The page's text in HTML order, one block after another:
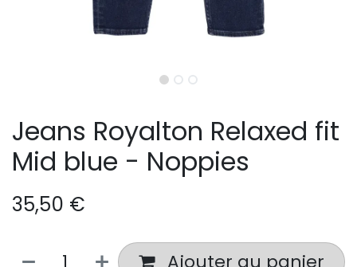
Jeans Royalton Relaxed fit
Mid blue - Noppies
35,50 €
Ajouter au panier